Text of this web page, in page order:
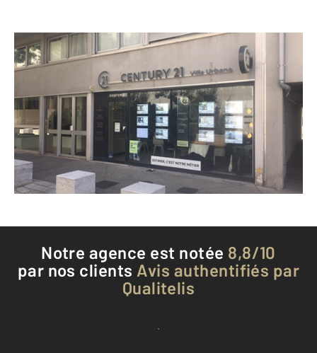
CENTURY 21 Villa Urbana
269 Cours Emile Zola
VILLEURBANNE - 69100
Envoyer un message
Téléphoner à l'agence
Notre agence est notée 8,8/10
par nos clients Avis authentifiés par
Qualitelis
Voir tous les avis clients